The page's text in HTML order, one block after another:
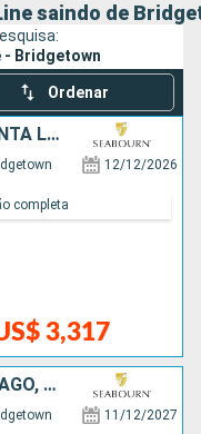
saindo de
- Bridgetown
Ordenar
ESTADOS UNIDOS, CANADÁ, SANTA LUCIA, BARBADOS
12/12/2026
3,317
completa
SANTA LUCIA, TRINIDADE E TOBAGO, BARBADOS
11/12/2027